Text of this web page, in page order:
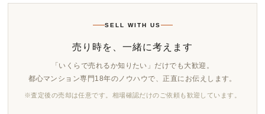
SELL WITH US
売り時を、一緒に考えます
「いくらで売れるか知りたい」だけでも大歓迎。
都心マンション専門18年のノウハウで、正直にお伝えします。
※査定後の売却は任意です。相場確認だけのご依頼も歓迎しています。